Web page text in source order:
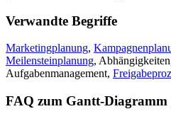
Verwandte Begriffe
Marketingplanung,
Meilensteinplanung,
Aufgabenmanagement,
FAQ zum Gantt-